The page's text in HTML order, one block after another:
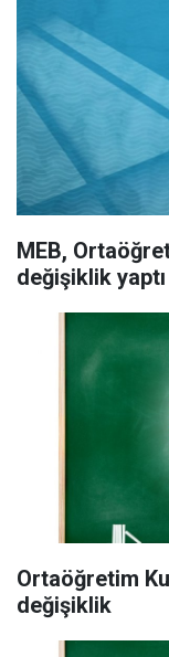
MEB,
değişiklik yaptı
Ortaöğretim
değişiklik